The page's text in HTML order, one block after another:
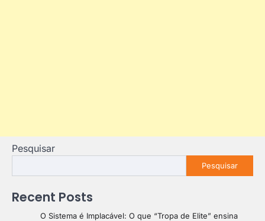
Pesquisar
Pesquisar
Recent Posts
O Sistema é Implacável: O que “Tropa de Elite” ensina